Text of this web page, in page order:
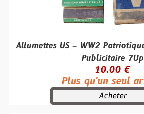
Allumettes US – WW2
Publicitaire 7Up
10.00 €
Plus qu'un seul
Acheter